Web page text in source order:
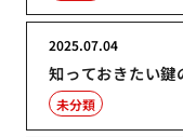
知っておきたい鍵
2025.07.04
未分類